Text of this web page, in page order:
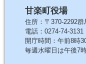
甘楽町役場
住所：〒370-2292
電話：0274-74-
開庁時間：午前8時
毎週水曜日は午後7